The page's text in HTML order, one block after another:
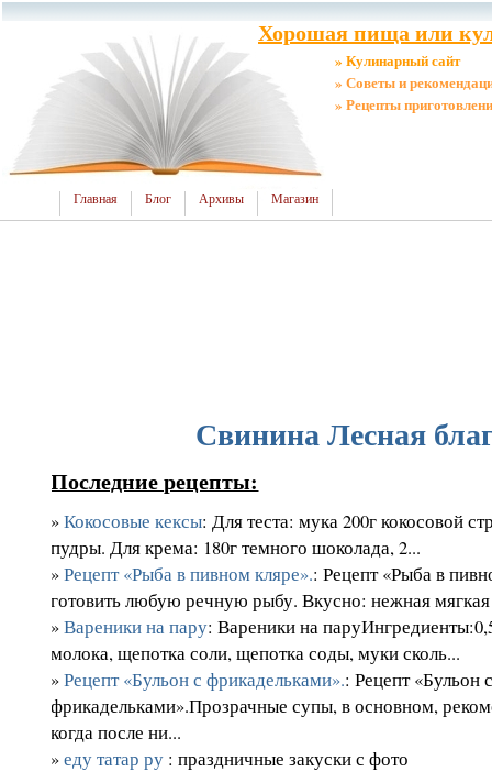
Хорошая пища или
» Кулинарный сайт
» Советы и
» Рецепты
Главная Блог Архивы Магазин
Свинина Лесная
Последние рецепты:
»Кокосовые кексы: Для теста: мука 200г кокосовой
пудры. Для крема: 180г темного шоколада, 2...
»Рецепт «Рыба в пивном кляре».: Рецепт «Рыба в
готовить любую речную рыбу. Вкусно: нежная
»Вареники на пару: Вареники на
молока, щепотка соли, щепотка соды, муки сколь...
»Рецепт «Бульон с фрикадельками».: Рецепт «Бульон
фрикадельками».Прозрачные супы, в основном,
когда после ни...
»еду татар ру : праздничные закуски с фото